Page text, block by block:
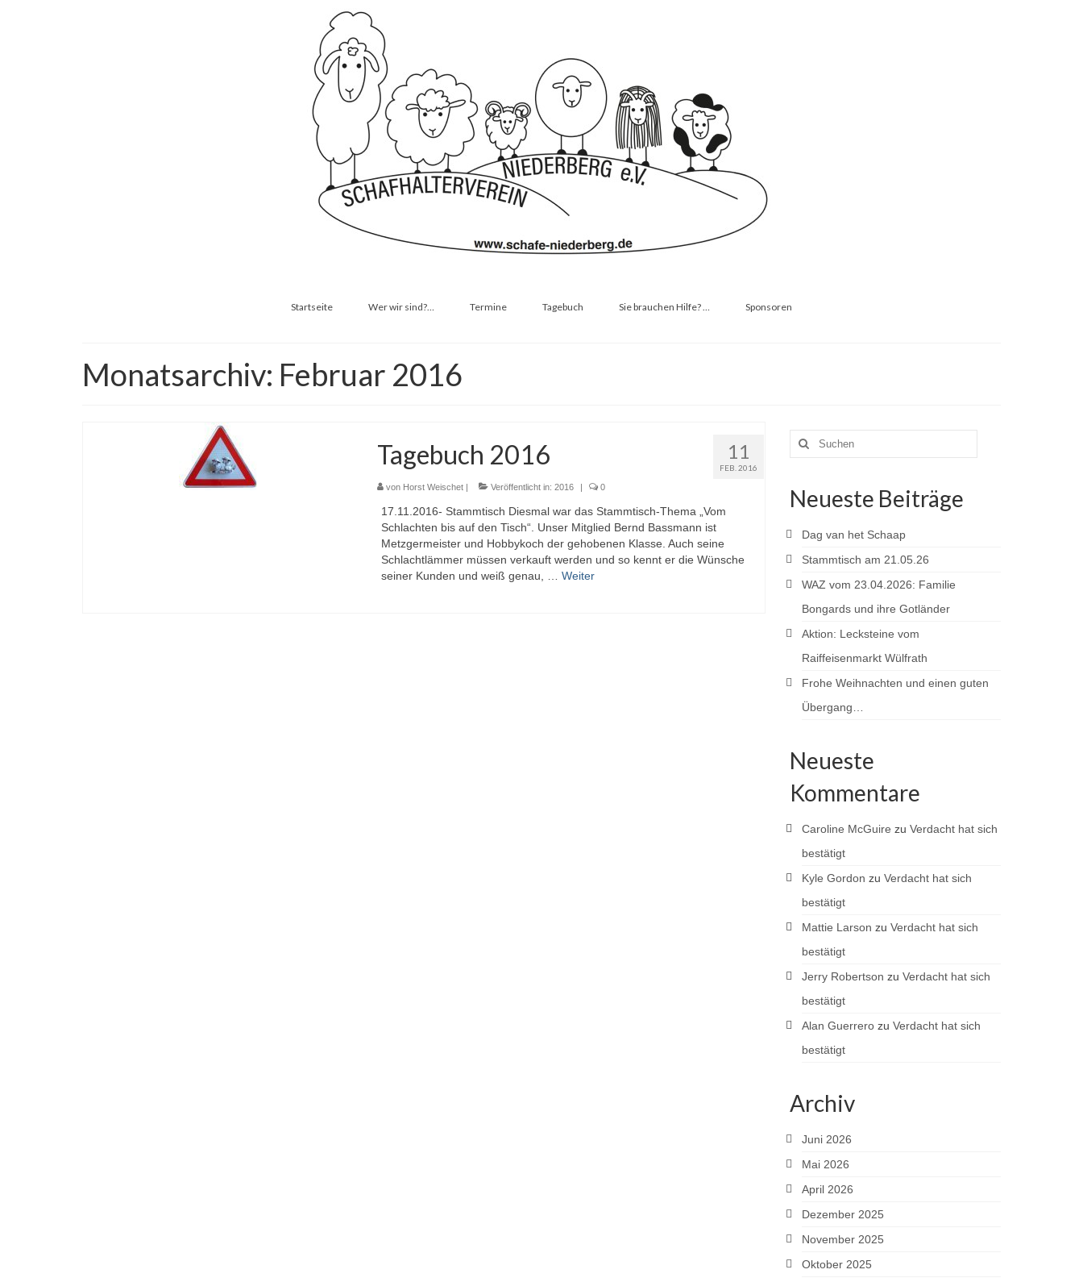
Startseite Wer wir sind?… Termine Tagebuch Sie brauchen Hilfe? … Sponsoren
Monatsarchiv: Februar 2016
11
FEB. 2016
Tagebuch 2016
von Horst Weischet| Veröffentlicht in: 2016 | 0
17.11.2016- Stammtisch Diesmal war das Stammtisch-Thema „Vom
Schlachten bis auf den Tisch“. Unser Mitglied Bernd Bassmann ist
Metzgermeister und Hobbykoch der gehobenen Klasse. Auch seine
Schlachtlämmer müssen verkauft werden und so kennt er die Wünsche
seiner Kunden und weiß genau, … Weiter
Suchen
nach:
Neueste Beiträge
Dag van het Schaap
Stammtisch am 21.05.26
WAZ vom 23.04.2026: Familie
Bongards und ihre Gotländer
Aktion: Lecksteine vom
Raiffeisenmarkt Wülfrath
Frohe Weihnachten und einen guten
Übergang…
Neueste
Kommentare
Caroline McGuire zu Verdacht hat sich
bestätigt
Kyle Gordon zu Verdacht hat sich
bestätigt
Mattie Larson zu Verdacht hat sich
bestätigt
Jerry Robertson zu Verdacht hat sich
bestätigt
Alan Guerrerozu Verdacht hat sich
bestätigt
Archiv
Juni 2026
Mai 2026
April 2026
Dezember 2025
November 2025
Oktober 2025